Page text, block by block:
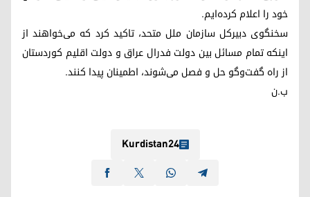
خود را اعلام کرده‌ایم.
سخنگوی دبیرکل سازمان ملل متحد، تاکید کرد که می‌خواهند از
اینکه تمام مسائل بین دولت فدرال عراق و دولت اقلیم کوردستان
از راه گفت‌وگو حل و فصل می‌شوند، اطمینان پیدا کنند.
ب.ن
Kurdistan24